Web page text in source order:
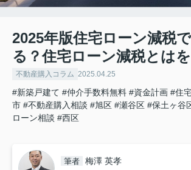
2025年版住宅ローン減税
る？住宅ローン減税とは
不動産購入コラム 2025.04.25
#新築戸建て #仲介手数料無料 #資金計画 #住
市 #不動産購入相談 #旭区 #瀬谷区 #保土ヶ谷
ローン相談 #西区
筆者 梅澤 英孝